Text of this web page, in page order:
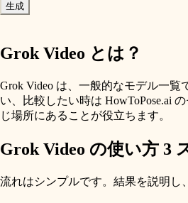
生成
Grok Video とは？
Grok Video は、一般的なモデル一覧
い、比較したい時は HowToPose.ai
じ場所にあることが役立ちます。
Grok Video の使い方 3
流れはシンプルです。結果を説明し